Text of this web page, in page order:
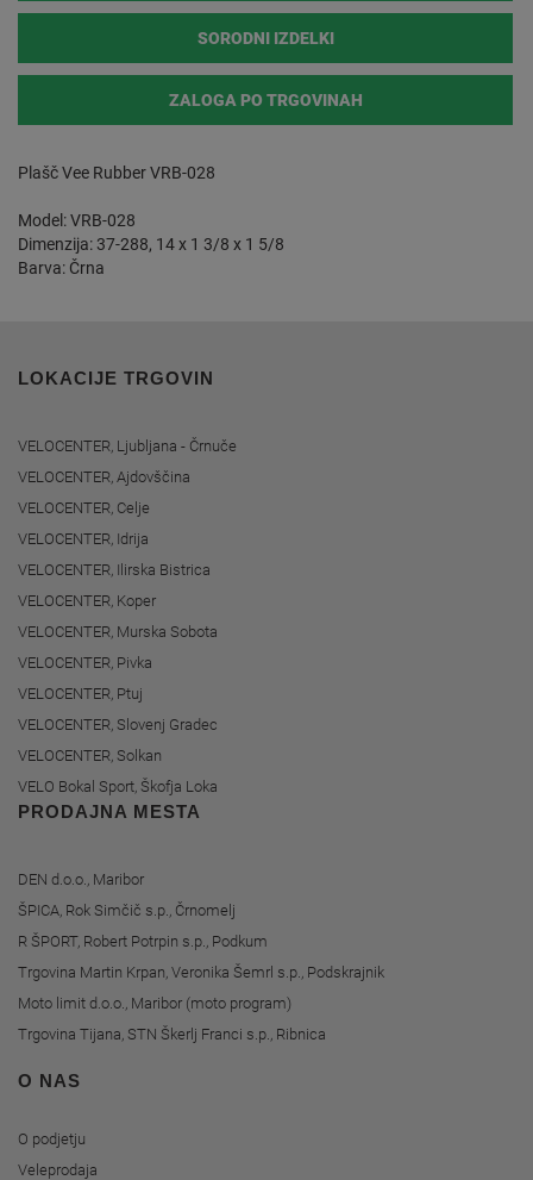
SORODNI IZDELKI
ZALOGA PO TRGOVINAH
Plašč Vee Rubber VRB-028
Model: VRB-028
Dimenzija: 37-288, 14 x 1 3/8 x 1 5/8
Barva: Črna
LOKACIJE TRGOVIN
VELOCENTER, Ljubljana - Črnuče
VELOCENTER, Ajdovščina
VELOCENTER, Celje
VELOCENTER, Idrija
VELOCENTER, Ilirska Bistrica
VELOCENTER, Koper
VELOCENTER, Murska Sobota
VELOCENTER, Pivka
VELOCENTER, Ptuj
VELOCENTER, Slovenj Gradec
VELOCENTER, Solkan
VELO Bokal Sport, Škofja Loka
PRODAJNA MESTA
DEN d.o.o., Maribor
ŠPICA, Rok Simčič s.p., Črnomelj
R ŠPORT, Robert Potrpin s.p., Podkum
Trgovina Martin Krpan, Veronika Šemrl s.p., Podskrajnik
Moto limit d.o.o., Maribor (moto program)
Trgovina Tijana, STN Škerlj Franci s.p., Ribnica
O NAS
O podjetju
Veleprodaja